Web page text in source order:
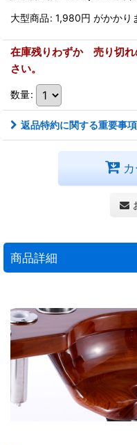
大型商品: 1,980円 がかかり
在庫残りわずか 売り切れ
さい。
数量:
返品特約に関する重要事項
商品詳細